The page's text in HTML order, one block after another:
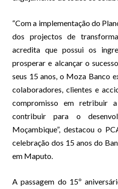
“Com a implementação do
dos projectos de
acredita que possui os
prosperar e alcançar o
seus 15 anos, o Moza Banco
colaboradores, clientes e
compromisso em retribuir
contribuir para o
Moçambique”, destacou o
celebração dos 15 anos do
em Maputo.
A passagem do 15º